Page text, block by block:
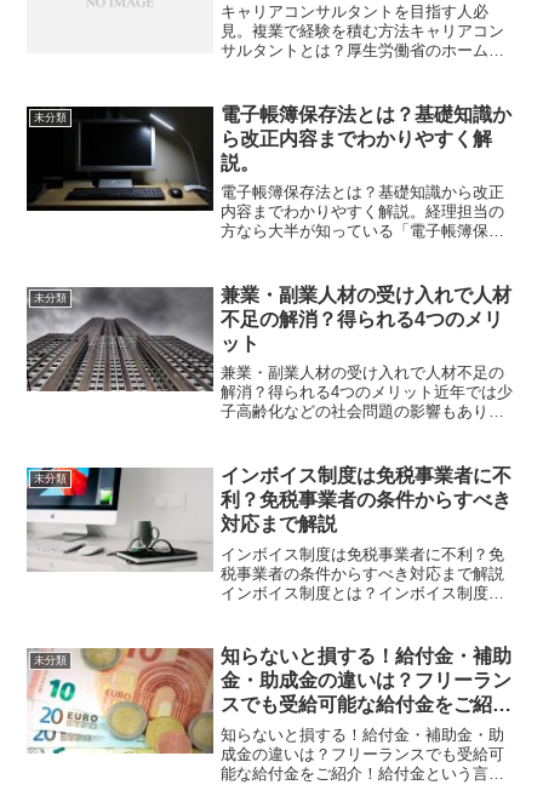
キャリアコンサルタントを目指す人必
見。複業で経験を積む方法キャリアコン
サルタントとは？厚生労働省のホームペ
ずはじめに「キャリア」とは、過去から
将来の長期にわたる職務経験...
未分類
電子帳簿保存法とは？基礎知識か
ら改正内容までわかりやすく解
説。
電子帳簿保存法とは？基礎知識から改正
内容までわかりやすく解説。経理担当の
方なら大半が知っている「電子帳簿保存
具体的に理解できていない方もいるかと
思います。そこで本記事で...
未分類
兼業・副業人材の受け入れで人材
不足の解消？得られる4つのメリ
ット
兼業・副業人材の受け入れで人材不足の
解消？得られる4つのメリット近年では少
子高齢化などの社会問題の影響もあり、
人材の受け入れ」による人材不足の解消
を試みることも選択肢の...
未分類
インボイス制度は免税事業者に不
利？免税事業者の条件からすべき
対応まで解説
インボイス制度は免税事業者に不利？免
税事業者の条件からすべき対応まで解説
インボイス制度とは？インボイス制度と
れに係る消費税は無条件で控除されてき
ました。しかし、現在の消...
未分類
知らないと損する！給付金・補助
金・助成金の違いは？フリーラン
スでも受給可能な給付金をご紹
介！
知らないと損する！給付金・補助金・助
成金の違いは？フリーランスでも受給可
能な給付金をご紹介！給付金という言葉